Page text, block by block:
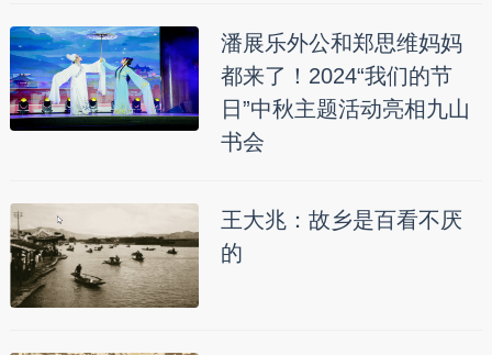
潘展乐外公和郑思维妈妈
都来了！2024“我们的节
日”中秋主题活动亮相九山
书会
王大兆：故乡是百看不厌
的